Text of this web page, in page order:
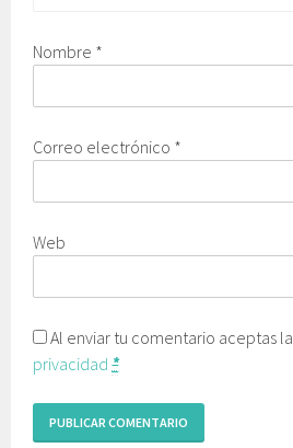
Nombre *
Correo electrónico *
Web
Al enviar tu comentario aceptas la
privacidad *